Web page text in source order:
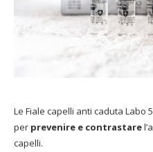
Le Fiale capelli anti caduta Labo
per prevenire e contrastare
capelli.